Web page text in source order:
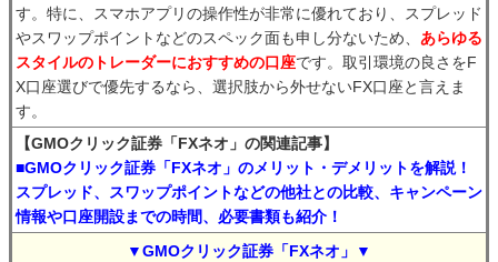
す。特に、スマホアプリの操作性が非常に優れており、スプレッド
やスワップポイントなどのスペック面も申し分ないため、 あらゆる
スタイルのトレーダーにおすすめの口座です。取引環境の良さをF
X口座選びで優先するなら、選択肢から外せないFX口座と言えま
す。
【GMOクリック証券「FXネオ」の関連記事】
■GMOクリック証券「FXネオ」のメリット・デメリットを解説！
スプレッド、スワップポイントなどの他社との比較、キャンペーン
情報や口座開設までの時間、必要書類も紹介！
▼GMOクリック証券「FXネオ」▼